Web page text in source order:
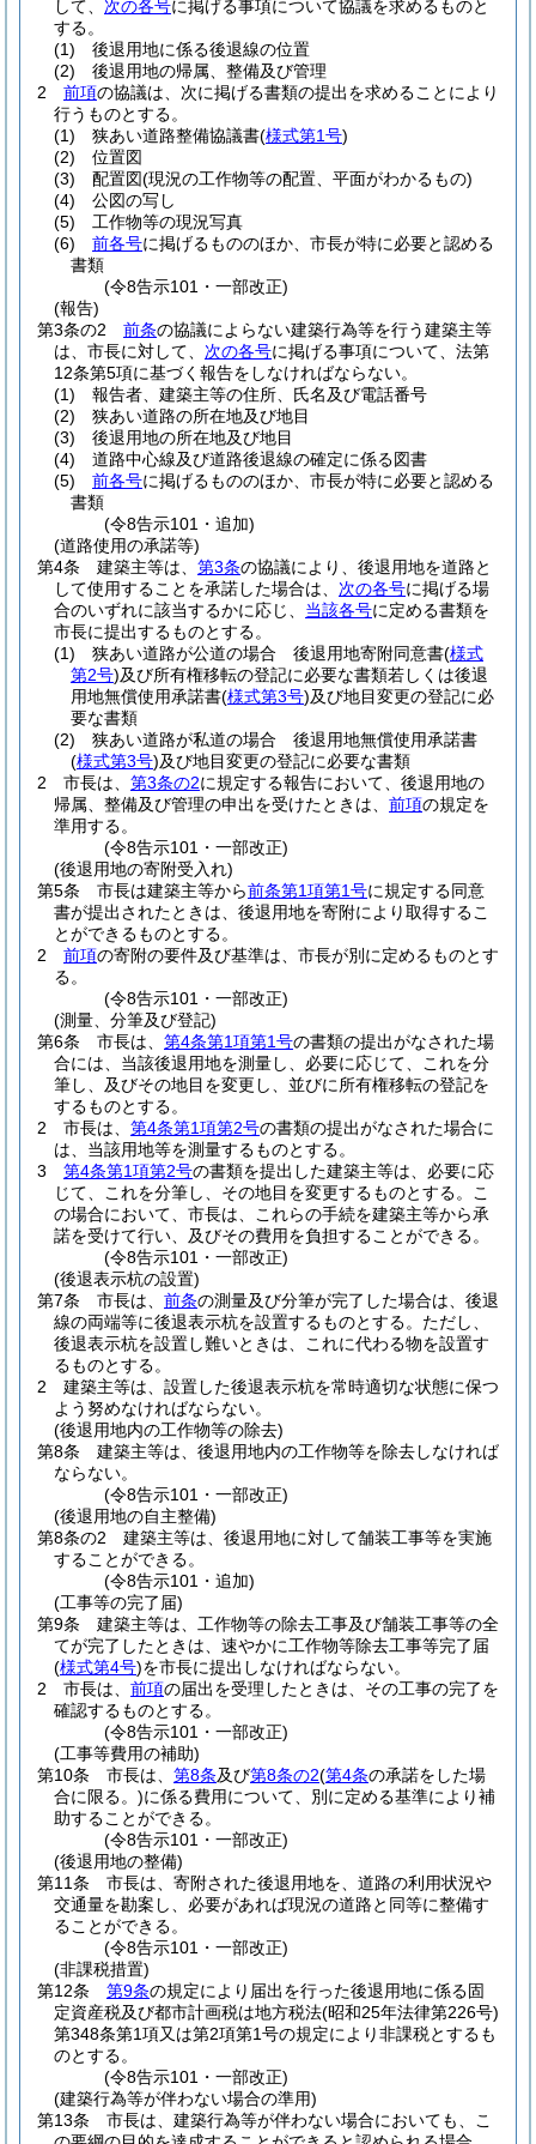
して、 次の各号に掲げる事項について協議を求めるものと
する。
(1)
後退用地に係る後退線の位置
(2)
後退用地の帰属、整備及び管理
2
前項の協議は、次に掲げる書類の提出を求めることにより
行うものとする。
(1)
狭あい道路整備協議書(様式第1号)
(2)
位置図
(3)
配置図(現況の工作物等の配置、平面がわかるもの)
(4)
公図の写し
(5)
工作物等の現況写真
(6)
前各号に掲げるもののほか、市長が特に必要と認める
書類
(令8告示101・一部改正)
(報告)
第3条の2
前条の協議によらない建築行為等を行う建築主等
は、市長に対して、 次の各号に掲げる事項について、法第
12条第5項に基づく報告をしなければならない。
(1)
報告者、建築主等の住所、氏名及び電話番号
(2)
狭あい道路の所在地及び地目
(3)
後退用地の所在地及び地目
(4)
道路中心線及び道路後退線の確定に係る図書
(5)
前各号に掲げるもののほか、市長が特に必要と認める
書類
(令8告示101・追加)
(道路使用の承諾等)
第4条
建築主等は、 第3条の協議により、後退用地を道路と
して使用することを承諾した場合は、 次の各号に掲げる場
合のいずれに該当するかに応じ、 当該各号に定める書類を
市長に提出するものとする。
(1)
狭あい道路が公道の場合 後退用地寄附同意書(様式
第2号)及び所有権移転の登記に必要な書類若しくは後退
用地無償使用承諾書(様式第3号)及び地目変更の登記に必
要な書類
(2)
狭あい道路が私道の場合 後退用地無償使用承諾書
(様式第3号)及び地目変更の登記に必要な書類
2
市長は、 第3条の2に規定する報告において、後退用地の
帰属、整備及び管理の申出を受けたときは、 前項の規定を
準用する。
(令8告示101・一部改正)
(後退用地の寄附受入れ)
第5条
市長は建築主等から前条第1項第1号に規定する同意
書が提出されたときは、後退用地を寄附により取得するこ
とができるものとする。
2
前項の寄附の要件及び基準は、市長が別に定めるものとす
る。
(令8告示101・一部改正)
(測量、分筆及び登記)
第6条
市長は、 第4条第1項第1号の書類の提出がなされた場
合には、当該後退用地を測量し、必要に応じて、これを分
筆し、及びその地目を変更し、並びに所有権移転の登記を
するものとする。
2
市長は、 第4条第1項第2号の書類の提出がなされた場合に
は、当該用地等を測量するものとする。
3
第4条第1項第2号の書類を提出した建築主等は、必要に応
じて、これを分筆し、その地目を変更するものとする。
こ
の場合において、市長は、これらの手続を建築主等から承
諾を受けて行い、及びその費用を負担することができる。
(令8告示101・一部改正)
(後退表示杭の設置)
第7条
市長は、 前条の測量及び分筆が完了した場合は、後退
線の両端等に後退表示杭を設置するものとする。 ただし、
後退表示杭を設置し難いときは、これに代わる物を設置す
るものとする。
2
建築主等は、設置した後退表示杭を常時適切な状態に保つ
よう努めなければならない。
(後退用地内の工作物等の除去)
第8条
建築主等は、後退用地内の工作物等を除去しなければ
ならない。
(令8告示101・一部改正)
(後退用地の自主整備)
第8条の2
建築主等は、後退用地に対して舗装工事等を実施
することができる。
(令8告示101・追加)
(工事等の完了届)
第9条
建築主等は、工作物等の除去工事及び舗装工事等の全
てが完了したときは、速やかに工作物等除去工事等完了届
(様式第4号)を市長に提出しなければならない。
2
市長は、 前項の届出を受理したときは、その工事の完了を
確認するものとする。
(令8告示101・一部改正)
(工事等費用の補助)
第10条
市長は、 第8条及び第8条の2(第4条の承諾をした場
合に限る。)に係る費用について、別に定める基準により補
助することができる。
(令8告示101・一部改正)
(後退用地の整備)
第11条
市長は、寄附された後退用地を、道路の利用状況や
交通量を勘案し、必要があれば現況の道路と同等に整備す
ることができる。
(令8告示101・一部改正)
(非課税措置)
第12条
第9条の規定により届出を行った後退用地に係る固
定資産税及び都市計画税は地方税法(昭和25年法律第226号)
第348条第1項又は第2項第1号の規定により非課税とするも
のとする。
(令8告示101・一部改正)
(建築行為等が伴わない場合の準用)
第13条
市長は、建築行為等が伴わない場合においても、こ